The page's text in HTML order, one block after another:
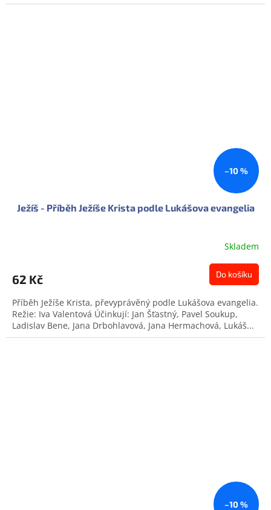
–10 %
Ježíš - Příběh Ježíše Krista podle Lukášova evangelia
Skladem
62 Kč Do košíku
Příběh Ježíše Krista, převyprávěný podle Lukášova evangelia.
Režie: Iva Valentová Účinkují: Jan Šťastný, Pavel Soukup,
Ladislav Bene, Jana Drbohlavová, Jana Hermachová, Lukáš...
–10 %